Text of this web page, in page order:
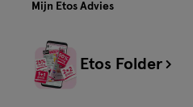
Mijn Etos Advies
Etos Folder